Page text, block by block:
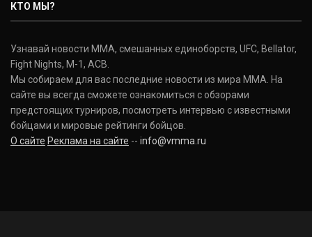
КТО МЫ?
Узнавай новости ММА, смешанных единоборств, UFC, Bellator,
Fight Nights, M-1, ACB.
Мы собираем для вас последние новости из мира ММА. На
сайте вы всегда сможете ознакомиться с обзорами
предстоящих турниров, посмотреть интервью с известными
бойцами и мировые рейтинги бойцов.
О сайте Реклама на сайте -- info@vmma.ru